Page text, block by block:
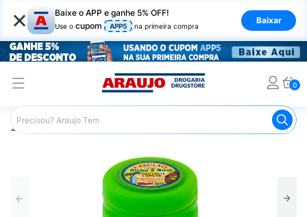
× Baixe o APP e ganhe 5% OFF!
Use o cupom APP5 na primeira compra
Baixar
0
Araujo Cabelo Máscaras